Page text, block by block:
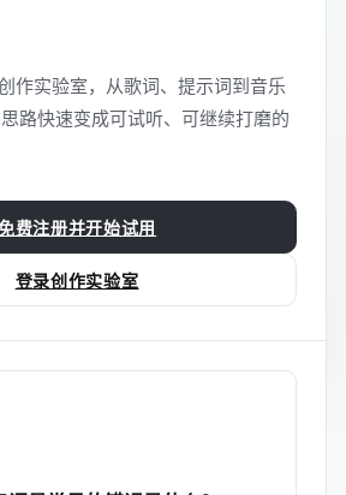
作实验室，从歌词、提示词到音乐
路快速变成可试听、可继续打磨的
费注册并开始试用
登录创作实验室